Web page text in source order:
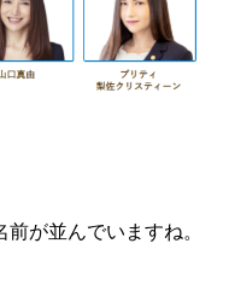
が並んでいますね。